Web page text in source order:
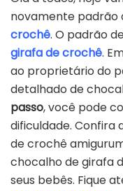
novamente padrão
crochê. O padrão
girafa de crochê.
ao proprietário do
detalhado de
passo, você pode
dificuldade. Confira
de crochê
chocalho de girafa
seus bebês. Fique